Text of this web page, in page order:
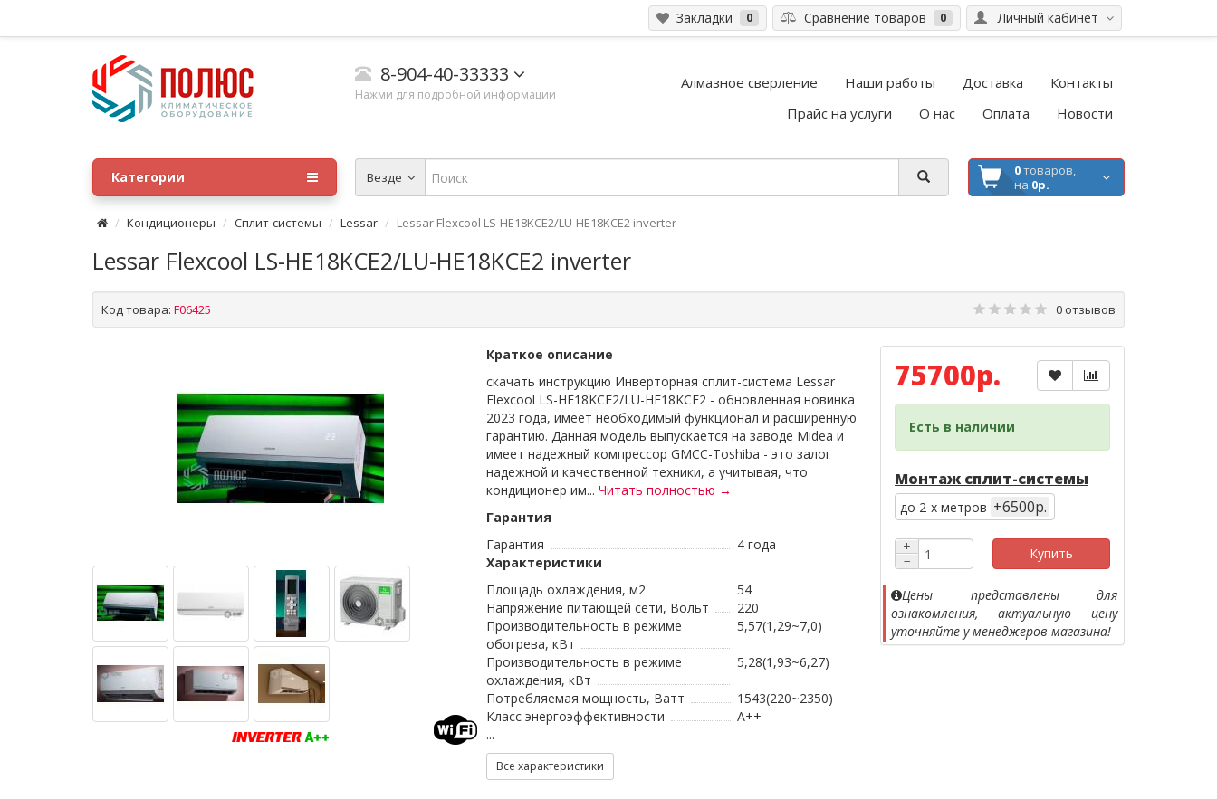
Личный кабинет
Закладки 0 Сравнение товаров 0
8-904-40-33333
Нажми для подробной информации
Алмазное сверление Наши работы Доставка
Контакты
Прайс на услуги
О нас Оплата Новости
Везде 0товаров,
на 0р.
Категории
Кондиционеры Сплит-системы Lessar Lessar Flexcool LS-HE18KCE2/LU-HE18KCE2 inverter
Lessar Flexcool LS-HE18KCE2/LU-HE18KCE2 inverter
Код товара: F06425 0 отзывов
Краткое описание
скачать инструкцию Инверторная сплит-система Lessar
Flexcool LS-HE18KCE2/LU-HE18KCE2 - обновленная новинка
2023 года, имеет необходимый функционал и расширенную
гарантию. Данная модель выпускается на заводе Midea и
имеет надежный компрессор GMCC-Toshiba - это залог
надежной и качественной техники, а учитывая, что
кондиционер им... Читать полностью →
Гарантия
Гарантия
4 года
Характеристики
Площадь охлаждения, м2
54
Напряжение питающей сети, Вольт
220
Производительность в режиме
обогрева, кВт
5,57(1,29~7,0)
Производительность в режиме
охлаждения, кВт
5,28(1,93~6,27)
Потребляемая мощность, Ватт
1543(220~2350)
Класс энергоэффективности
A++
...
Все характеристики
75700р.
Есть в наличии
Монтаж сплит-системы
до 2-х метров +6500р.
+
−
Купить
Цены представлены для
ознакомления, актуальную цену
уточняйте у менеджеров магазина!